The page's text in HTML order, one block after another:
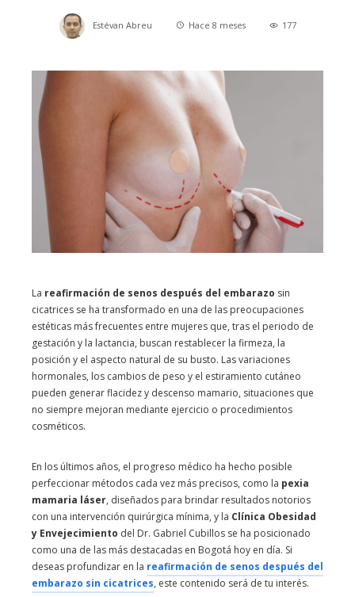
Estévan Abreu Hace 8 meses 177
La reafirmación de senos después del embarazo sin
cicatrices se ha transformado en una de las preocupaciones
estéticas más frecuentes entre mujeres que, tras el periodo de
gestación y la lactancia, buscan restablecer la firmeza, la
posición y el aspecto natural de su busto. Las variaciones
hormonales, los cambios de peso y el estiramiento cutáneo
pueden generar flacidez y descenso mamario, situaciones que
no siempre mejoran mediante ejercicio o procedimientos
cosméticos.
En los últimos años, el progreso médico ha hecho posible
perfeccionar métodos cada vez más precisos, como la pexia
mamaria láser, diseñados para brindar resultados notorios
con una intervención quirúrgica mínima, y la Clínica Obesidad
y Envejecimiento del Dr. Gabriel Cubillos se ha posicionado
como una de las más destacadas en Bogotá hoy en día. Si
deseas profundizar en la reafirmación de senos después del
embarazo sin cicatrices, este contenido será de tu interés.